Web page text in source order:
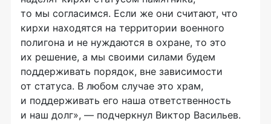
то мы согласимся. Если же они считают, что
кирхи находятся на территории военного
полигона и не нуждаются в охране, то это
их решение, а мы своими силами будем
поддерживать порядок, вне зависимости
от статуса. В любом случае это храм,
и поддерживать его наша ответственность
и наш долг», — подчеркнул Виктор Васильев.